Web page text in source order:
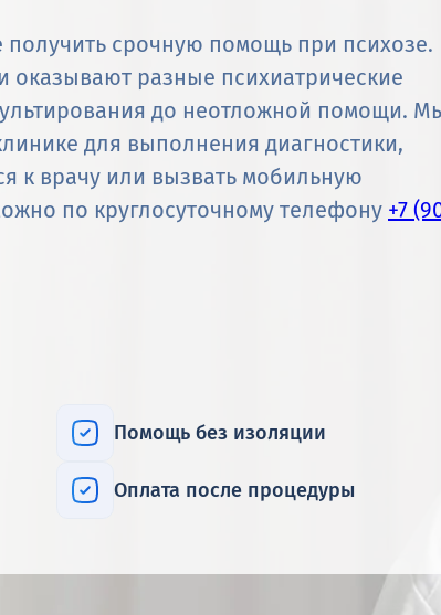
срочную помощь при психозе.
оказывают разные психиатрические
до неотложной помощи.
для выполнения диагностики,
к врачу или вызвать мобильную
по круглосуточному телефону +7
Помощь без изоляции
Оплата после процедуры